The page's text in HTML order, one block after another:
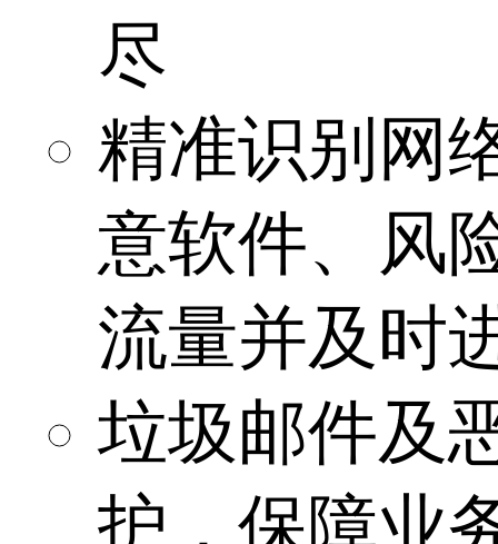
尽
精准识别网
意软件、风
流量并及时
垃圾邮件及
护，保障业